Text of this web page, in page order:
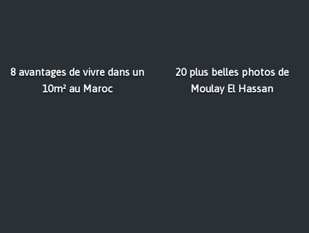
8 avantages de vivre dans un
10m² au Maroc
20 plus belles photos de
Moulay El Hassan